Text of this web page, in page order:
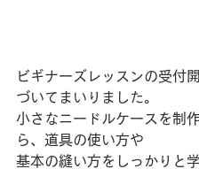
ビギナーズレッスンの受付
づいてまいりました。
小さなニードルケースを制
ら、道具の使い方や
基本の縫い方をしっかりと